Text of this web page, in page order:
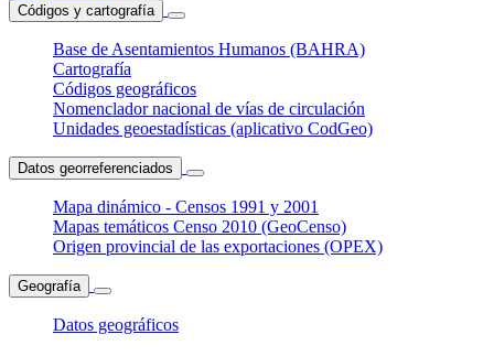
Códigos y cartografía
Base de Asentamientos Humanos (BAHRA)
Cartografía
Códigos geográficos
Nomenclador nacional de vías de circulación
Unidades geoestadísticas (aplicativo CodGeo)
Datos georreferenciados
Mapa dinámico - Censos 1991 y 2001
Mapas temáticos Censo 2010 (GeoCenso)
Origen provincial de las exportaciones (OPEX)
Geografía
Datos geográficos